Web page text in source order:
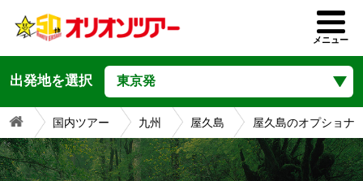
メニュー
出発地を選択
国内ツアー 九州 屋久島 屋久島のオプショナ